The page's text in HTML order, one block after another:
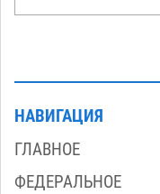
НАВИГАЦИЯ
ГЛАВНОЕ
ФЕДЕРАЛЬНОЕ